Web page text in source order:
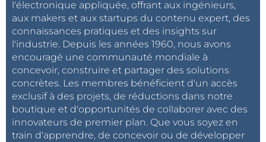
l'électronique appliquée, offrant aux ingénieurs,
aux makers et aux startups du contenu expert, des
connaissances pratiques et des insights sur
l'industrie. Depuis les années 1960, nous avons
encouragé une communauté mondiale à
concevoir, construire et partager des solutions
concrètes. Les membres bénéficient d'un accès
exclusif à des projets, de réductions dans notre
boutique et d'opportunités de collaborer avec des
innovateurs de premier plan. Que vous soyez en
train d'apprendre, de concevoir ou de développer